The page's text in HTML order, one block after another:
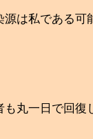
源は私である
丸一日で回復